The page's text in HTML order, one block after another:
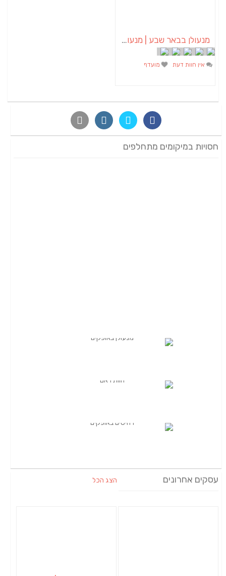
מנעולן בבאר שבע | מנעולן באופקים | ויטלי המנעולן
אין חוות דעת מועדף
חסויות במיקומים מתחלפים
עסקים אחרונים הצג הכל